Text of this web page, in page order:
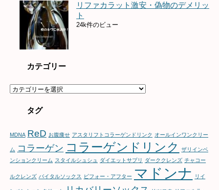
リファカラット激安・偽物のデメリッ
ト
24k件のビュー
カテゴリー
カ
タグ
MDNA ReD お腹痩せ アスタリフトコラーゲンドリンク オールインワンクリー
ム コラーゲン コラーゲンドリンク
ザリインベ
ンションクリーム スタイルシュシュ ダイエットサプリ ダーククレンズ チャコー
ルクレンズ バイタルソックス ビフォー・アフター マドンナ リイ